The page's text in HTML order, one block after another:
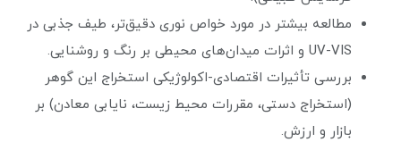
مطالعه بیشتر در مورد خواص نوری دقیق‌تر، طیف جذبی در
UV-VIS و اثرات میدان‌های محیطی بر رنگ و روشنایی.
بررسی تأثیرات اقتصادی-اکولوژیکی استخراج این گوهر
(استخراج دستی، مقررات محیط زیست، نایابی معادن) بر
بازار و ارزش.